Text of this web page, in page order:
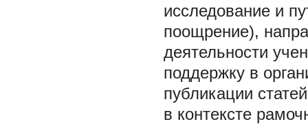
исследование и
поощрение),
деятельности
поддержку в
публикации
в контексте